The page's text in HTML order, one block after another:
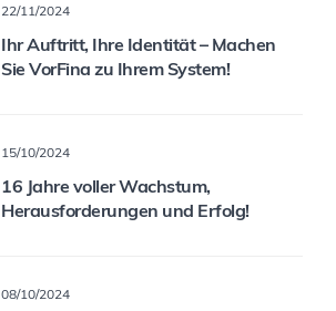
22/11/2024
Ihr Auftritt, Ihre Identität – Machen
Sie VorFina zu Ihrem System!
15/10/2024
16 Jahre voller Wachstum,
Herausforderungen und Erfolg!
08/10/2024